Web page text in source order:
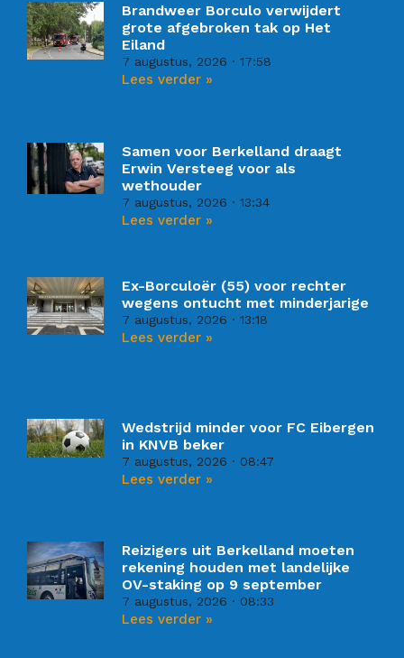
Brandweer Borculo verwijdert
grote afgebroken tak op Het
Eiland
7 augustus, 2026 17:58
Lees verder »
Samen voor Berkelland draagt
Erwin Versteeg voor als
wethouder
7 augustus, 2026 13:34
Lees verder »
Ex-Borculoër (55) voor rechter
wegens ontucht met minderjarige
7 augustus, 2026 13:18
Lees verder »
Wedstrijd minder voor FC Eibergen
in KNVB beker
7 augustus, 2026 08:47
Lees verder »
Reizigers uit Berkelland moeten
rekening houden met landelijke
OV-staking op 9 september
7 augustus, 2026 08:33
Lees verder »